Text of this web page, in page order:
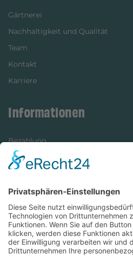
Gärtnerei
Nachhaltigkeit und Qualität
Team
Kontakt
Karriere
Informationen
Bezahlung
Newsletter
Versandinformationen
Verfügbarkeit/Verträglichkeit
Rechtliches
Widerrufsrecht und